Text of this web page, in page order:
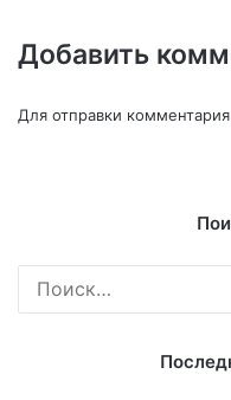
Добавить
Для отправки